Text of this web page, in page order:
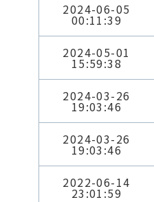
2024-06-05
00:11:39
2024-05-01
15:59:38
2024-03-26
19:03:46
2024-03-26
19:03:46
2022-06-14
23:01:59